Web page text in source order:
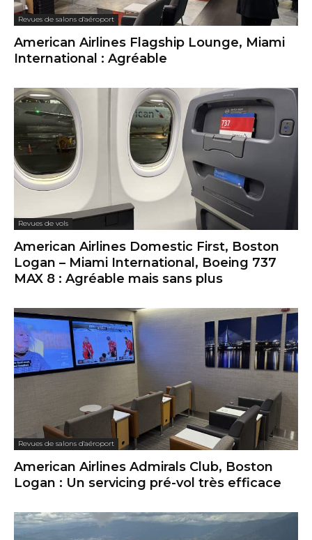
Revues de salons d'aéroport
American Airlines Flagship Lounge, Miami
International : Agréable
Revues de vols
American Airlines Domestic First, Boston
Logan – Miami International, Boeing 737
MAX 8 : Agréable mais sans plus
Revues de salons d'aéroport
American Airlines Admirals Club, Boston
Logan : Un servicing pré-vol très efficace